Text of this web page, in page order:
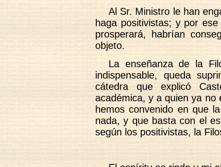
Al Sr. Ministro le han
haga positivistas; y por
prosperará, habrían
objeto.
La enseñanza de la
indispensable, queda
cátedra que explicó
académica, y a quien ya no
hemos convenido en que
nada, y que basta con el
según los positivistas, la